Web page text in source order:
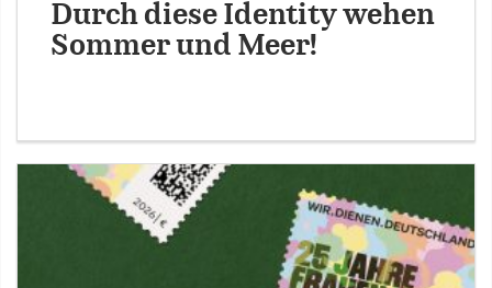
Durch diese Identity wehen
Sommer und Meer!